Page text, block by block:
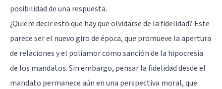
posibilidad de una respuesta.
¿Quiere decir esto que hay que olvidarse de la fidelidad? Este
parece ser el nuevo giro de época, que promueve la apertura
de relaciones y el poliamor como sanción de la hipocresía
de los mandatos. Sin embargo, pensar la fidelidad desde el
mandato permanece aún en una perspectiva moral, que